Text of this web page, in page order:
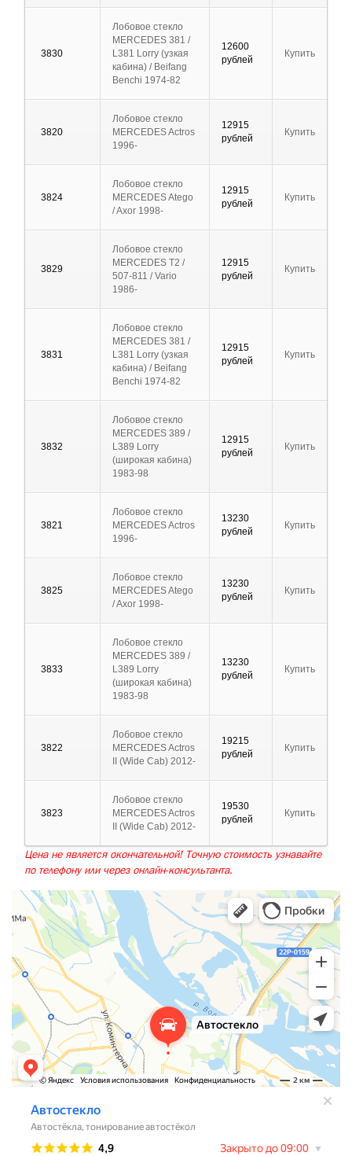
3830
Лобовое стекло
MERCEDES 381 /
L381 Lorry (узкая
кабина) / Beifang
Benchi 1974-82
12600
рублей
Купить
3820
Лобовое стекло
MERCEDES Actros
1996-
12915
рублей
Купить
3824
Лобовое стекло
MERCEDES Atego
/ Axor 1998-
12915
рублей
Купить
3829
Лобовое стекло
MERCEDES T2 /
507-811 / Vario
1986-
12915
рублей
Купить
3831
Лобовое стекло
MERCEDES 381 /
L381 Lorry (узкая
кабина) / Beifang
Benchi 1974-82
12915
рублей
Купить
3832
Лобовое стекло
MERCEDES 389 /
L389 Lorry
(широкая кабина)
1983-98
12915
рублей
Купить
3821
Лобовое стекло
MERCEDES Actros
1996-
13230
рублей
Купить
3825
Лобовое стекло
MERCEDES Atego
/ Axor 1998-
13230
рублей
Купить
3833
Лобовое стекло
MERCEDES 389 /
L389 Lorry
(широкая кабина)
1983-98
13230
рублей
Купить
3822
Лобовое стекло
MERCEDES Actros
II (Wide Cab) 2012-
19215
рублей
Купить
3823
Лобовое стекло
MERCEDES Actros
II (Wide Cab) 2012-
19530
рублей
Купить
Цена не является окончательной! Точную стоимость узнавайте
по телефону или через онлайн-консультанта.